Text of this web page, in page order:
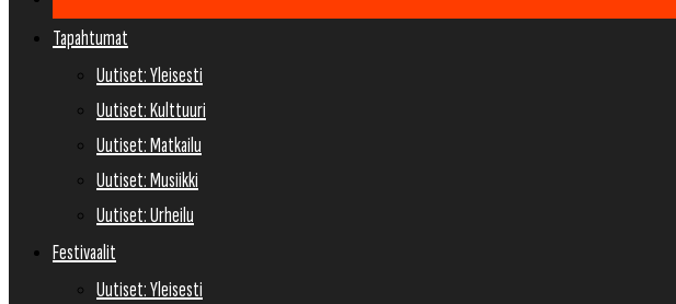
Tapahtumat
Uutiset: Yleisesti
Uutiset: Kulttuuri
Uutiset: Matkailu
Uutiset: Musiikki
Uutiset: Urheilu
Festivaalit
Uutiset: Yleisesti